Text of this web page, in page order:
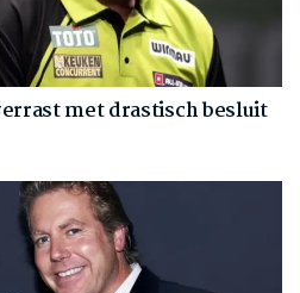
met drastisch besluit